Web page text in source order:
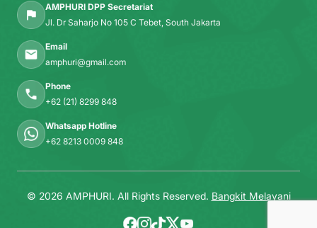
AMPHURI DPP Secretariat
Jl. Dr Saharjo No 105 C Tebet, South Jakarta
Email
amphuri@gmail.com
Phone
+62 (21) 8299 848
Whatsapp Hotline
+62 8213 0009 848
© 2026 AMPHURI. All Rights Reserved. Bangkit Melayani